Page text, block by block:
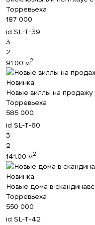
Торревьеха
187 000
id SL-T-39
3
2
91.00 м2
Новинка
Новые виллы на
Торревьеха
585 000
id SL-T-60
3
2
141.00 м2
Новинка
Новые дома в
Торревьеха
550 000
id SL-T-42